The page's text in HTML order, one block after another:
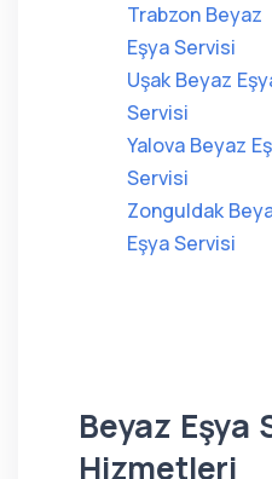
Trabzon Beyaz
Eşya Servisi
Uşak Beyaz
Servisi
Yalova Beyaz
Servisi
Zonguldak
Eşya Servisi
Beyaz Eşya
Hizmetleri